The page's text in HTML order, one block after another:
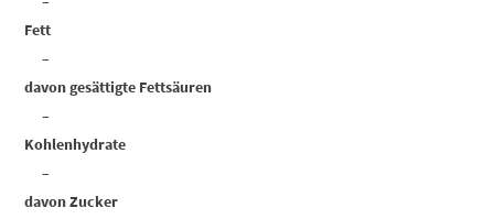
Fett
–
davon gesättigte Fettsäuren
–
Kohlenhydrate
–
davon Zucker